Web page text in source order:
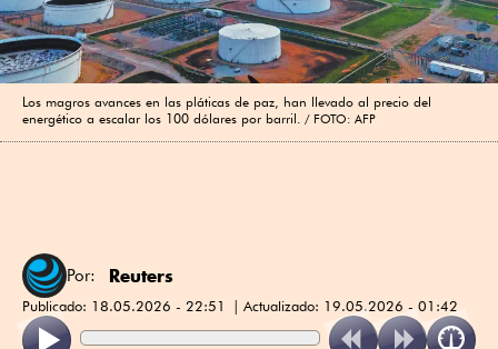
Los magros avances en las pláticas de paz, han llevado al precio del
energético a escalar los 100 dólares por barril.
FOTO: AFP
Por: Reuters
Publicado: 18.05.2026 - 22:51 Actualizado: 19.05.2026 - 01:42